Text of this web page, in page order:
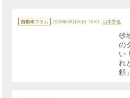
テ
ゴ
自動車コラム 2026年08月06日 TEXT: 山本晋也
砂
の
い
れ
頼